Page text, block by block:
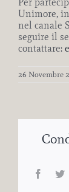
Per
Unimore,
nel canale
seguire il
contattare:
26 Novembre